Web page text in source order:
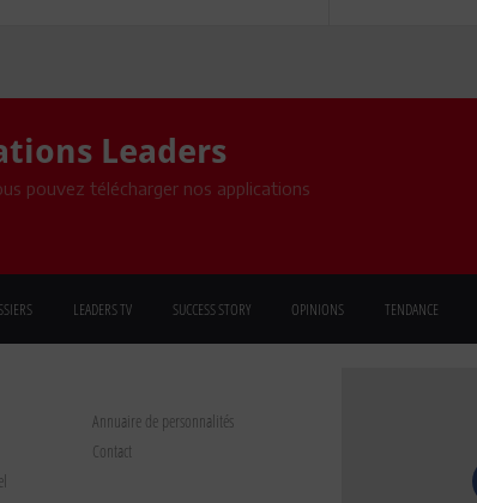
Leaders
pouvez télécharger nos applications
LEADERS TV SUCCESS STORY OPINIONS TENDANCE
Annuaire de personnalités
Contact